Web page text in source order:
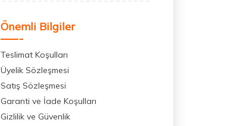
Önemli Bilgiler
Teslimat Koşulları
Üyelik Sözleşmesi
Satış Sözleşmesi
Garanti ve İade Koşulları
Gizlilik ve Güvenlik